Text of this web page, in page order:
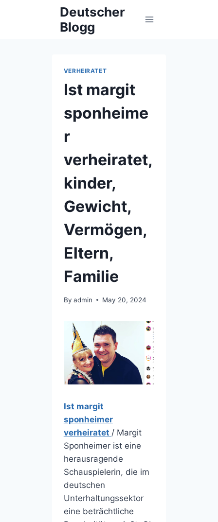
Deutscher
Blogg
VERHEIRATET
Ist margit
sponheime
r
verheiratet,
kinder,
Gewicht,
Vermögen,
Eltern,
Familie
By admin May 20, 2024
Ist margit
sponheimer
verheiratet / Margit
Sponheimer ist eine
herausragende
Schauspielerin, die im
deutschen
Unterhaltungssektor
eine beträchtliche